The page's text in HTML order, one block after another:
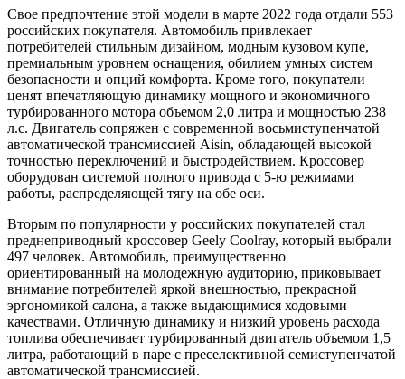
Свое предпочтение этой модели в марте 2022 года отдали 553
российских покупателя. Автомобиль привлекает
потребителей стильным дизайном, модным кузовом купе,
премиальным уровнем оснащения, обилием умных систем
безопасности и опций комфорта. Кроме того, покупатели
ценят впечатляющую динамику мощного и экономичного
турбированного мотора объемом 2,0 литра и мощностью 238
л.с. Двигатель сопряжен с современной восьмиступенчатой
автоматической трансмиссией Aisin, обладающей высокой
точностью переключений и быстродействием. Кроссовер
оборудован системой полного привода с 5-ю режимами
работы, распределяющей тягу на обе оси.
Вторым по популярности у российских покупателей стал
преднеприводный кроссовер Geely Coolray, который выбрали
497 человек. Автомобиль, преимущественно
ориентированный на молодежную аудиторию, приковывает
внимание потребителей яркой внешностью, прекрасной
эргономикой салона, а также выдающимися ходовыми
качествами. Отличную динамику и низкий уровень расхода
топлива обеспечивает турбированный двигатель объемом 1,5
литра, работающий в паре с преселективной семиступенчатой
автоматической трансмиссией.